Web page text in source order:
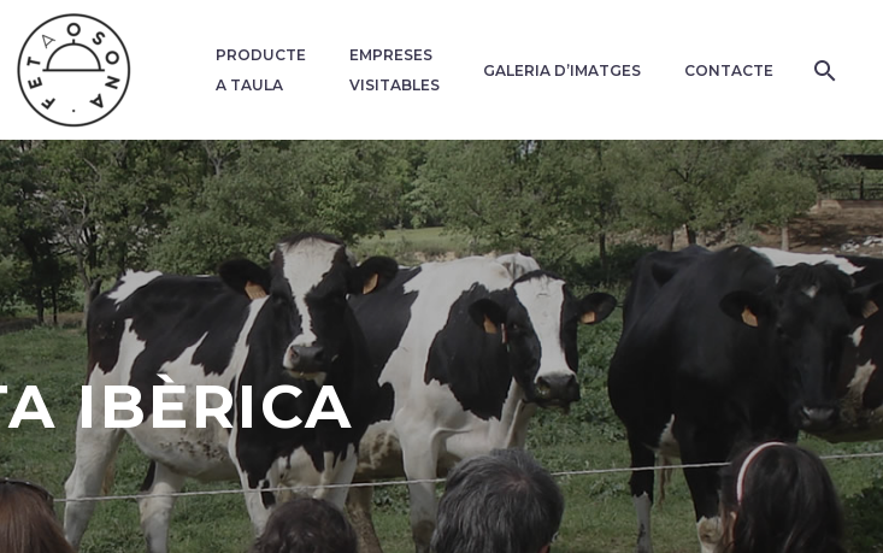
PRODUCTE
A TAULA
EMPRESES
VISITABLES
GALERIA D’IMATGES CONTACTE
IBÈRICA